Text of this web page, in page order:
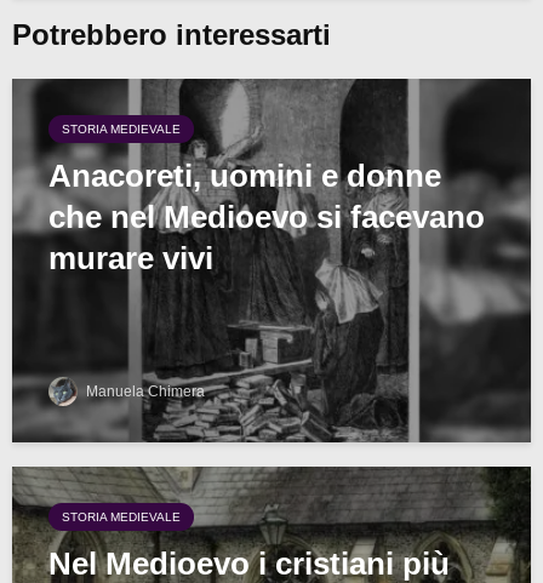
Potrebbero interessarti
STORIA MEDIEVALE
Anacoreti, uomini e donne
che nel Medioevo si facevano
murare vivi
Manuela Chimera
STORIA MEDIEVALE
Nel Medioevo i cristiani più